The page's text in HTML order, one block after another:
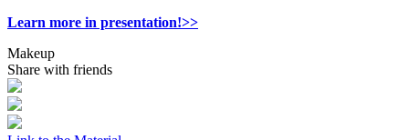
Learn more in presentation!>>
Makeup
Share with friends